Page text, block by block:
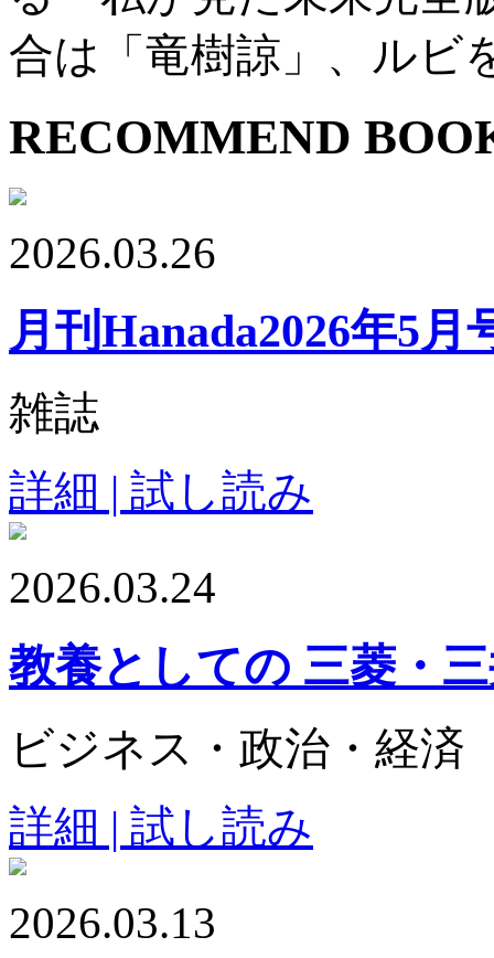
合は「竜樹諒」、ルビ
RECOMMEND
2026.03.26
月刊Hanada2026年5月
雑誌
詳細 | 試し読み
2026.03.24
教養としての 三菱・
ビジネス・政治・経済
詳細 | 試し読み
2026.03.13